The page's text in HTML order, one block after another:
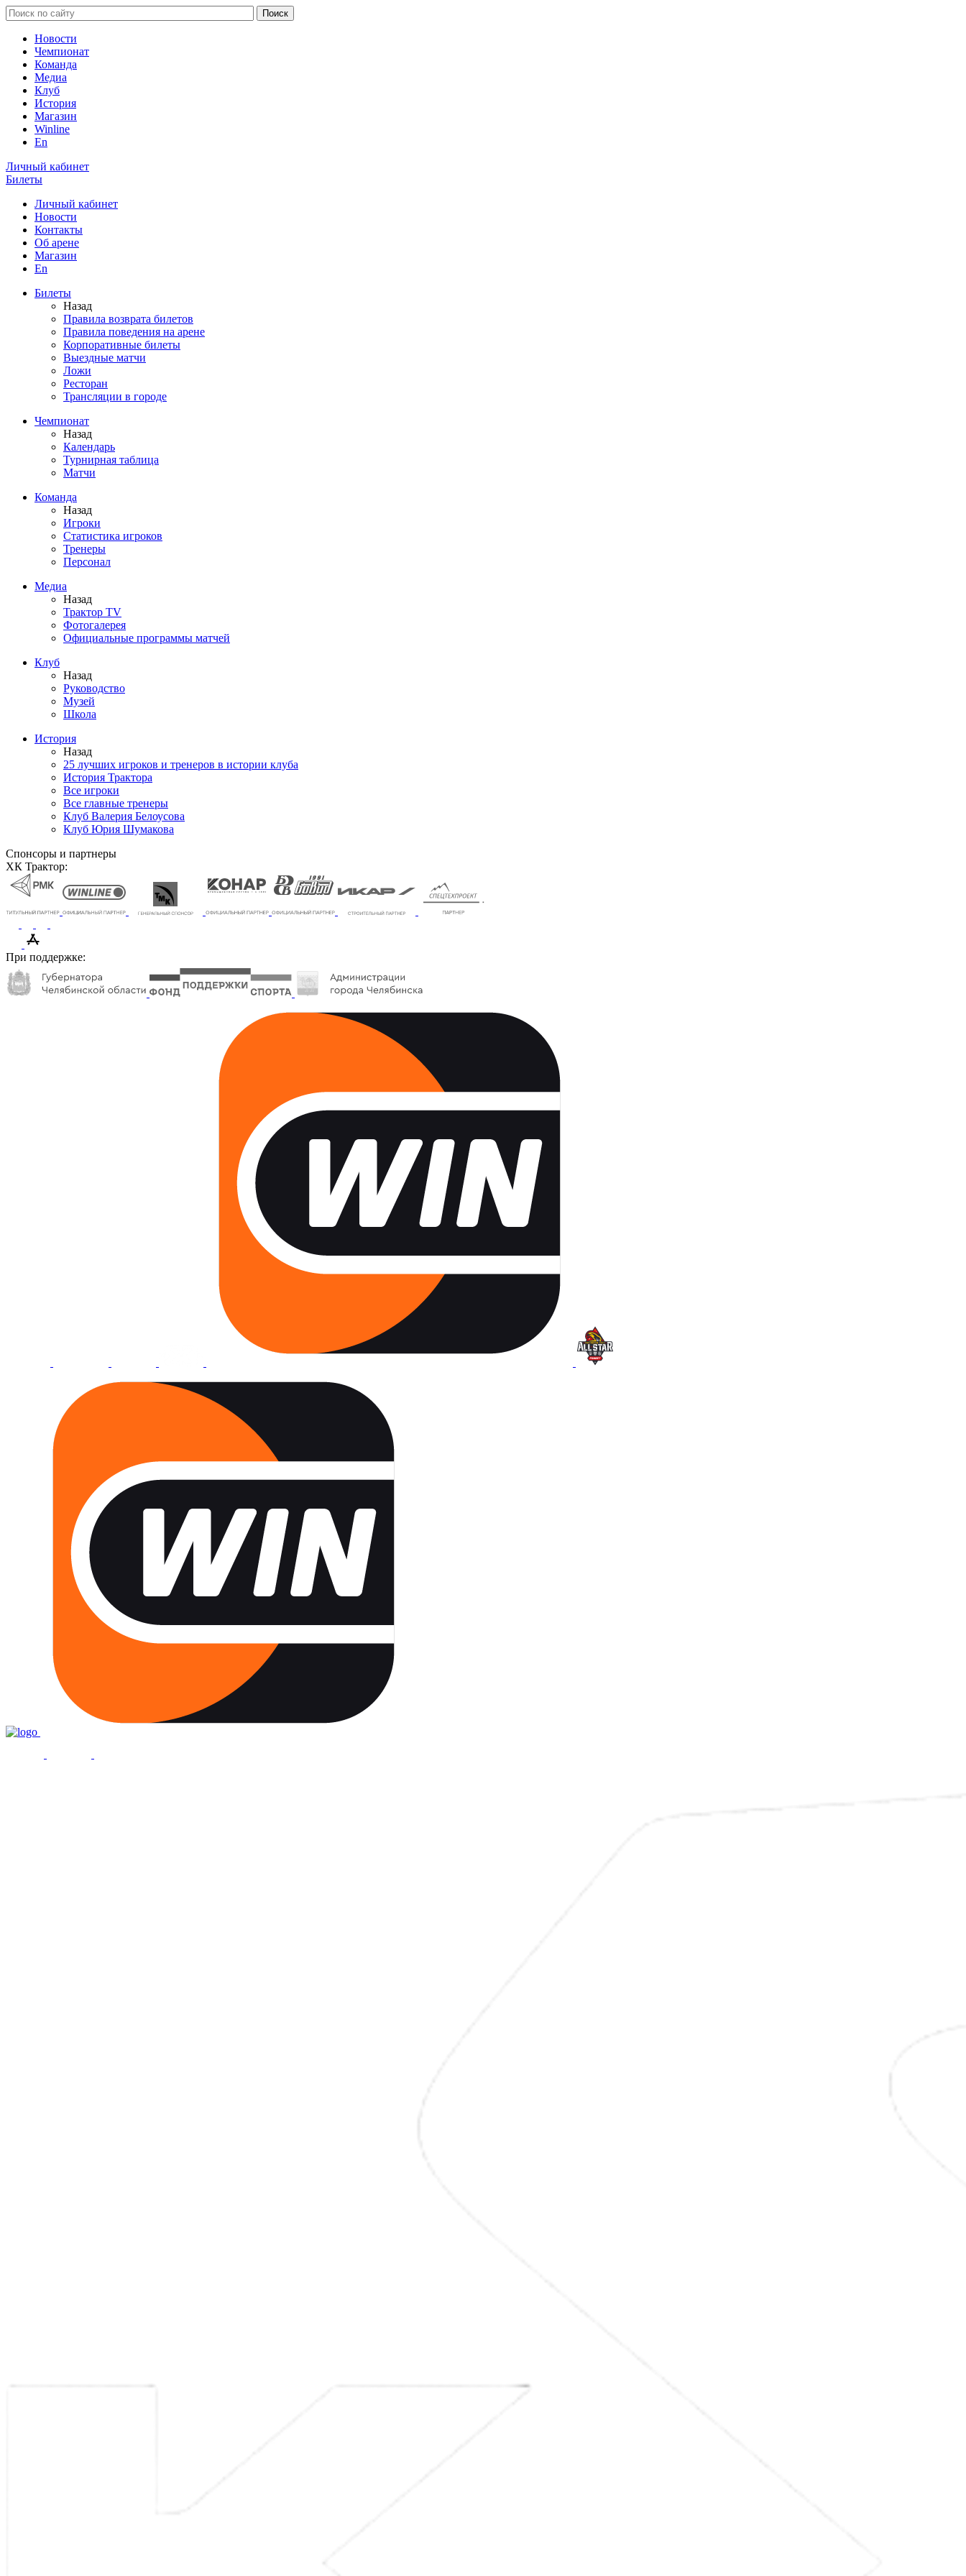
Новости
Чемпионат
Команда
Медиа
Клуб
История
Магазин
Winline
En
Личный кабинет
Билеты
Личный кабинет
Новости
Контакты
Об арене
Магазин
En
Билеты
Назад
Правила возврата билетов
Правила поведения на арене
Корпоративные билеты
Выездные матчи
Ложи
Ресторан
Трансляции в городе
Чемпионат
Назад
Календарь
Турнирная таблица
Матчи
Команда
Назад
Игроки
Статистика игроков
Тренеры
Персонал
Медиа
Назад
Трактор TV
Фотогалерея
Официальные программы матчей
Клуб
Назад
Руководство
Музей
Школа
История
Назад
25 лучших игроков и тренеров в истории клуба
История Трактора
Все игроки
Все главные тренеры
Клуб Валерия Белоусова
Клуб Юрия Шумакова
Спонсоры и партнеры
ХК Трактор:
При поддержке: